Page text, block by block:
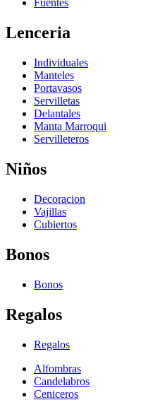
Fuentes
Lenceria
Individuales
Manteles
Portavasos
Servilletas
Delantales
Manta Marroqui
Servilleteros
Niños
Decoracion
Vajillas
Cubiertos
Bonos
Bonos
Regalos
Regalos
Alfombras
Candelabros
Ceniceros